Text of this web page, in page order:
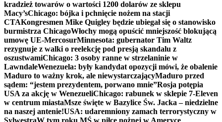
kradzież towarów o wartości 1200 dolarów ze sklepu
Macy’sChicago: bójka i pchnięcie nożem na stacji
CTAKongresmen Mike Quigley będzie ubiegał się o stanowisko
burmistrza ChicagoWłochy mogą opuścić mniejszość blokującą
umowę UE-MercosurMinnesota: gubernator Tim Waltz
rezygnuje z walki o reelekcję pod presją skandalu z
oszustwamiChicago: 3 osoby ranne w strzelaninie w
LawndaleWenezuela: były kandydat opozycji mówi, że obalenie
Maduro to ważny krok, ale niewystarczającyMaduro przed
sądem: “jestem prezydentem, porwano mnie”Rosja potępia
USA za akcję w WenezueliChicago: rabunek w sklepie 7-Eleven
w centrum miastaMsze święte w Bazylice Św. Jacka – niedzielne
na naszej antenie!USA: udaremniony zamach terrorystyczny w
SylwestraW tym roku MŚ w piłce nożnej w Ameryce